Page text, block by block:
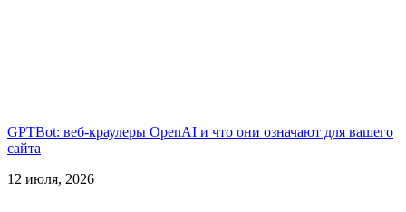
GPTBot: веб-краулеры OpenAI и что они означают для вашего
сайта
12 июля, 2026